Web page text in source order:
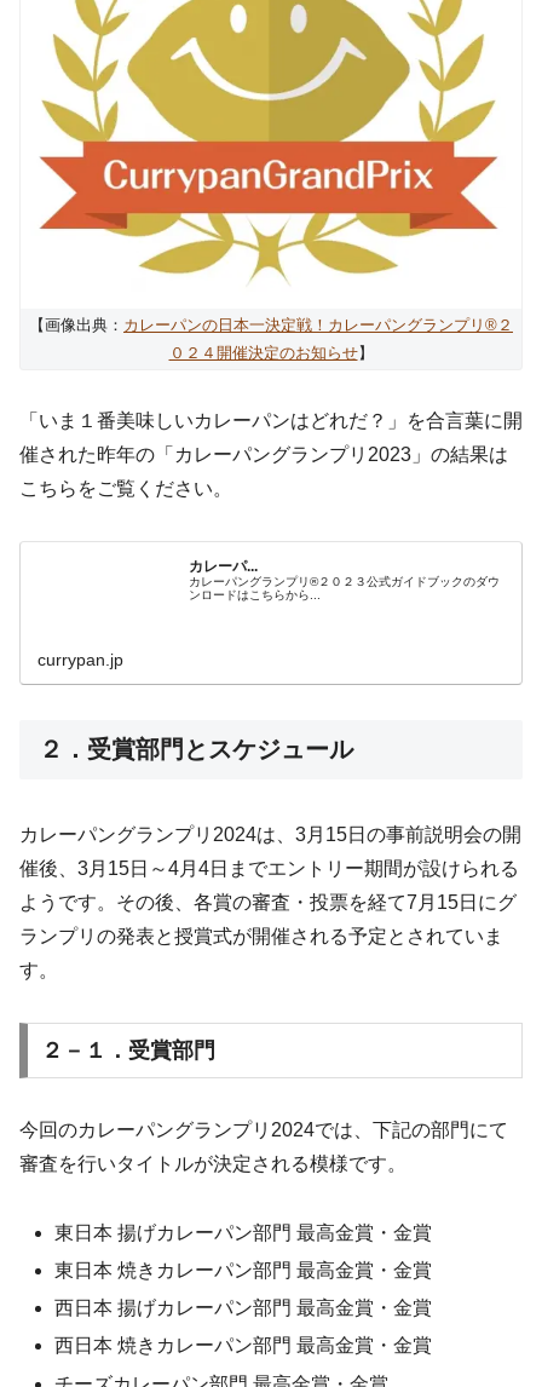
【画像出典： カレーパンの日本一決定戦！カレーパングランプリ®️２
０２４開催決定のお知らせ】
「いま１番美味しいカレーパンはどれだ？」を合言葉に開
催された昨年の「カレーパングランプリ2023」の結果は
こちらをご覧ください。
カレーパ...
カレーパングランプリ®️２０２３公式ガイドブックのダウ
ンロードはこちらから...
currypan.jp
２．受賞部門とスケジュール
カレーパングランプリ2024は、3月15日の事前説明会の開
催後、3月15日～4月4日までエントリー期間が設けられる
ようです。その後、各賞の審査・投票を経て7月15日にグ
ランプリの発表と授賞式が開催される予定とされていま
す。
２－１．受賞部門
今回のカレーパングランプリ2024では、下記の部門にて
審査を行いタイトルが決定される模様です。
東日本 揚げカレーパン部門 最高金賞・金賞
東日本 焼きカレーパン部門 最高金賞・金賞
西日本 揚げカレーパン部門 最高金賞・金賞
西日本 焼きカレーパン部門 最高金賞・金賞